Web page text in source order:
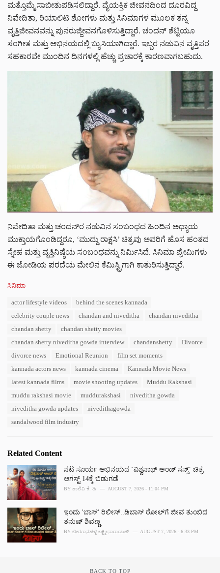
ಮತ್ತೊಮ್ಮೆ ಸಾಬೀತುಪಡಿಸಲಿದ್ದಾರೆ. ವೈಯಕ್ತಿಕ ಜೀವನದಿಂದ ದೂರವಿದ್ದ
ನಿವೇದಿತಾ, ರಿಯಾಲಿಟಿ ಶೋಗಳು ಮತ್ತು ಸಿನಿಮಾಗಳ ಮೂಲಕ ತನ್ನ
ವೃತ್ತಿಜೀವನವನ್ನು ಪುನರುಜ್ಜೀವನಗೊಳಿಸುತ್ತಿದ್ದಾರೆ. ಚಂದನ್ ಶೆಟ್ಟಿಯೂ
ಸಂಗೀತ ಮತ್ತು ಅಭಿನಯದಲ್ಲಿ ಬ್ಯುಸಿಯಾಗಿದ್ದಾರೆ. ಇಬ್ಬರ ನಡುವಿನ ವೃತ್ತಿಪರ
ಸಹಕಾರವೇ ಮುಂದಿನ ದಿನಗಳಲ್ಲಿ ಹೆಚ್ಚು ಪ್ರಚಾರಕ್ಕೆ ಕಾರಣವಾಗಬಹುದು.
ನಿವೇದಿತಾ ಮತ್ತು ಚಂದನ್‌ರ ನಡುವಿನ ಸಂಬಂಧದ ಹಿಂದಿನ ಅಧ್ಯಾಯ
ಮುಕ್ತಾಯಗೊಂಡಿದ್ದರೂ, ‘ಮುದ್ದು ರಾಕ್ಷಸಿ’ ಚಿತ್ರವು ಅವರಿಗೆ ಹೊಸ ಹಂತದ
ಸ್ನೇಹ ಮತ್ತು ವೃತ್ತಿನಿಷ್ಠೆಯ ಸಂಬಂಧವನ್ನು ನಿರ್ಮಿಸಿದೆ. ಸಿನಿಮಾ ಪ್ರೇಮಿಗಳು
ಈ ಜೋಡಿಯ ಪರದೆಯ ಮೇಲಿನ ಕೆಮಿಸ್ಟ್ರಿಗಾಗಿ ಕಾತುರಿಸುತ್ತಿದ್ದಾರೆ.
C
ಸಿನಿಮಾ
actor lifestyle videos
behind the scenes kannada
celebrity couple news
chandan and niveditha
chandan niveditha
chandan shetty
chandan shetty movies
chandan shetty niveditha gowda interview
chandanshetty
Divorce
divorce news
Emotional Reunion
film set moments
kannada actors news
kannada cinema
Kannada Movie News
latest kannada films
movie shooting updates
Muddu Rakshasi
muddu rakshasi movie
muddurakshasi
niveditha gowda
niveditha gowda updates
nivedithagowda
sandalwood film industry
Related Content
ನಟ ಸೂರ್ಯ ಅಭಿನಯದ ‘ವಿಶ್ವನಾಥ್ ಅಂಡ್ ಸನ್ಸ್’ ಚಿತ್ರ
ಆಗಸ್ಟ್ 14ಕ್ಕೆ ಬಿಡುಗಡೆ
BY ಶಾಲಿನಿ ಕೆ. ಡಿ AUGUST 7, 2026 - 11:04 PM
ಇಂದು 'ಬಾಸ್' ರಿಲೀಸ್..ಡಿಬಾಸ್ ರೋಲ್‌ಗೆ ಜೀವ ತುಂಬಿದ
ತನುಷ್ ಶಿವಣ್ಣ
BY ಬೀರಗಾನಹಳ್ಳಿ ಲಕ್ಷ್ಮೀನಾರಾಯಣ್ AUGUST 7, 2026 - 6:33 PM
BACK TO TOP